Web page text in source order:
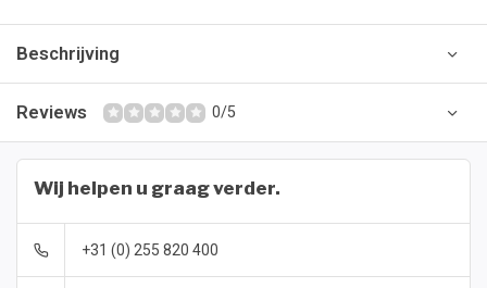
Beschrijving
Reviews 0/5
Wij helpen u graag verder.
+31 (0) 255 820 400